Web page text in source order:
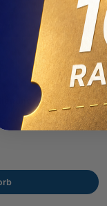
zertifiziertes